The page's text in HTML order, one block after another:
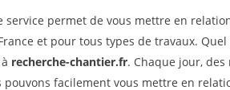
service permet de vous mettre en
et pour tous types de travaux.
recherche-chantier.fr. Chaque jour,
pouvons facilement vous mettre en